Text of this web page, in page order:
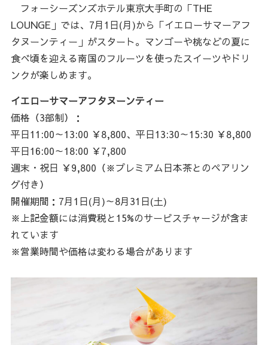
フォーシーズンズホテル東京大手町の「THE
LOUNGE」では、7月1日(月)から「イエローサマーアフ
タヌーンティー」がスタート。マンゴーや桃などの夏に
食べ頃を迎える南国のフルーツを使ったスイーツやドリ
ンクが楽しめます。
イエローサマーアフタヌーンティー
価格（3部制）：
平日11:00～13:00 ￥8,800、平日13:30～15:30 ￥8,800
平日16:00～18:00 ￥7,800
週末・祝日 ￥9,800（※プレミアム日本茶とのペアリン
グ付き）
開催期間：7月1日(月)～8月31日(土)
※上記金額には消費税と15%のサービスチャージが含ま
れています
※営業時間や価格は変わる場合があります